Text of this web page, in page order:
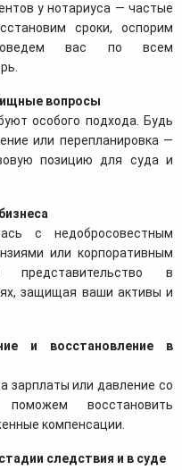
у нотариуса — частые
сроки, оспорим
вас по всем
вопросы
особого подхода. Будь
или перепланировка —
позицию для суда и
с недобросовестным
или корпоративным
в
защищая ваши активы и
и восстановление в
зарплаты или давление со
восстановить
компенсации.
следствия и в суде